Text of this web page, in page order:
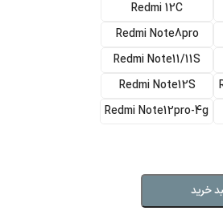
Redmi 12C
Redmi Note8pro
Redmi Note11/11S
Redmi Note12S
Redmi Note12pro-4g
خرید